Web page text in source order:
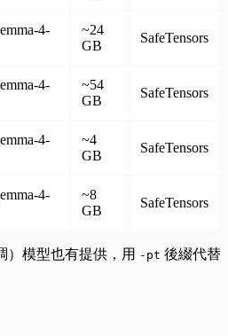
4-
~24
GB
SafeTensors
4-
~54
GB
SafeTensors
4-
~4
GB
SafeTensors
4-
~8
GB
SafeTensors
）模型也有提供，用 -pt 後綴代替